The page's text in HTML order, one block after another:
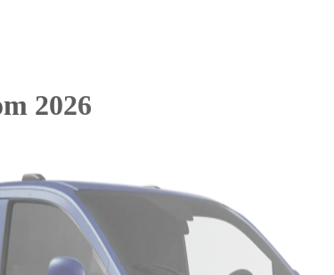
2026